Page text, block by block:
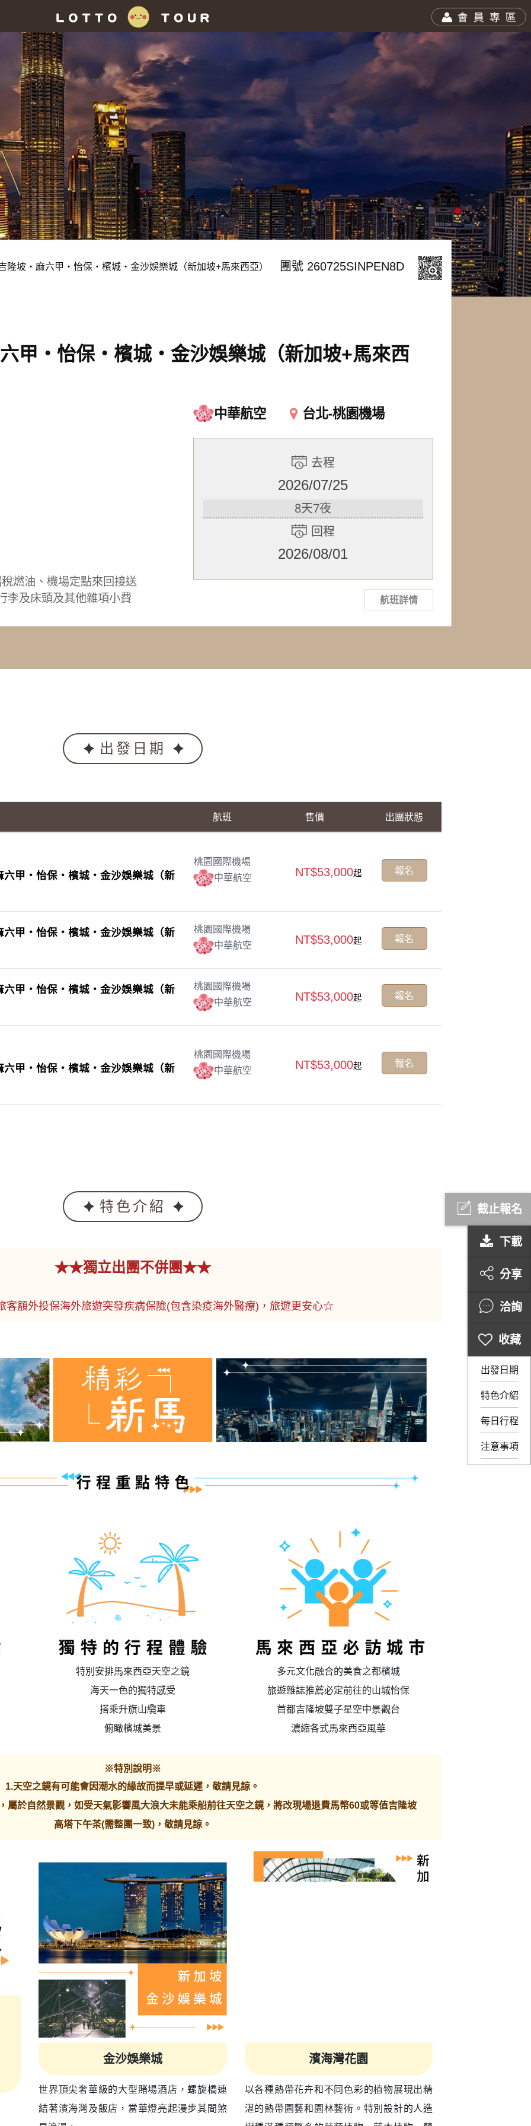
截止報名
下載
分享
洽詢
特色介紹
每日行程
注意事項
出發日期
隆坡‧麻六甲‧怡保‧檳城‧金沙娛樂城（新加坡+馬來西亞） 團號 260725SINPEN8D
甲‧怡保‧檳城‧金沙娛樂城（新加坡+馬來西
燃油、機場定點來回接送
李及床頭及其他雜項小費
中華航空 台北-桃園機場
去程
2026/07/25
8天7夜
回程
2026/08/01
航班詳情
特色介紹
★★獨立出團不併團★★
額外投保海外旅遊突發疾病保險(包含染疫海外醫療)，旅遊更安心☆
特別安排馬來西亞天空之鏡
海天一色的獨特感受
搭乘升旗山纜車
俯瞰檳城美景
多元文化融合的美食之都檳城
旅遊雜誌推薦必定前往的山城怡保
首都吉隆坡雙子星空中景觀台
濃縮各式馬來西亞風華
※特別說明※
1.天空之鏡有可能會因潮水的緣故而提早或延遲，敬請見諒。
屬於自然景觀，如受天氣影響風大浪大未能乘船前往天空之鏡，將改現場退費馬幣60或等值吉隆坡
高塔下午茶(需整團一致)，敬請見諒。
金沙娛樂城
世界頂尖奢華級的大型賭場酒店，螺旋橋連
結著濱海灣及飯店，當華燈亮起漫步其間煞
濱海灣花園
以各種熱帶花卉和不同色彩的植物展現出精
湛的熱帶園藝和園林藝術。特別設計的人造
出發日期
航班 售價 出團狀態
六甲‧怡保‧檳城‧金沙娛樂城（新
桃園國際機場
中華航空
NT$53,000起 報名
六甲‧怡保‧檳城‧金沙娛樂城（新
桃園國際機場
中華航空
NT$53,000起 報名
六甲‧怡保‧檳城‧金沙娛樂城（新
桃園國際機場
中華航空
NT$53,000起 報名
六甲‧怡保‧檳城‧金沙娛樂城（新
桃園國際機場
中華航空
NT$53,000起 報名